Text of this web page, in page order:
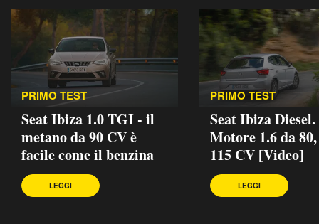
PRIMO TEST
Seat Ibiza 1.0 TGI - il
metano da 90 CV è
facile come il benzina
LEGGI
PRIMO TEST
Seat Ibiza Diesel.
Motore 1.6 da
115 CV [Video]
LEGGI